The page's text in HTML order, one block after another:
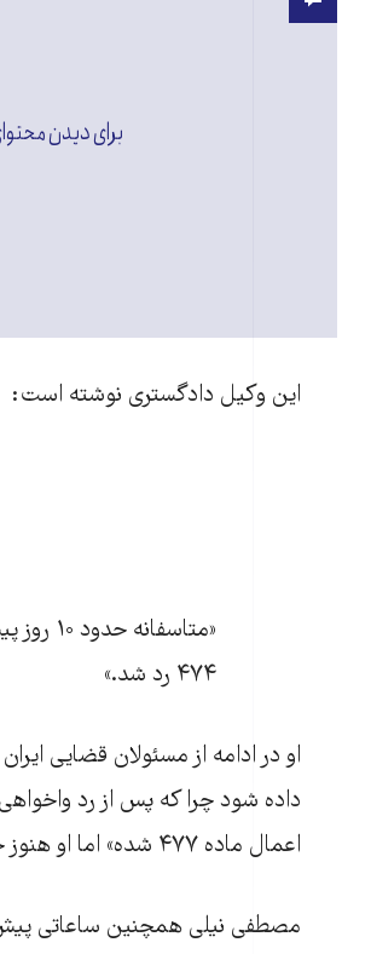
برای دیدن
این وکیل دادگستری نوشته است:
۴۷۴ رد شد.»
او در ادامه از مسئولان قضایی
داده شود چرا که پس از رد
اعمال ماده ۴۷۷ شده» اما او هنوز جوابی به این درخواست نداده است.
مصطفی نیلی همچنین ساعاتی پیش